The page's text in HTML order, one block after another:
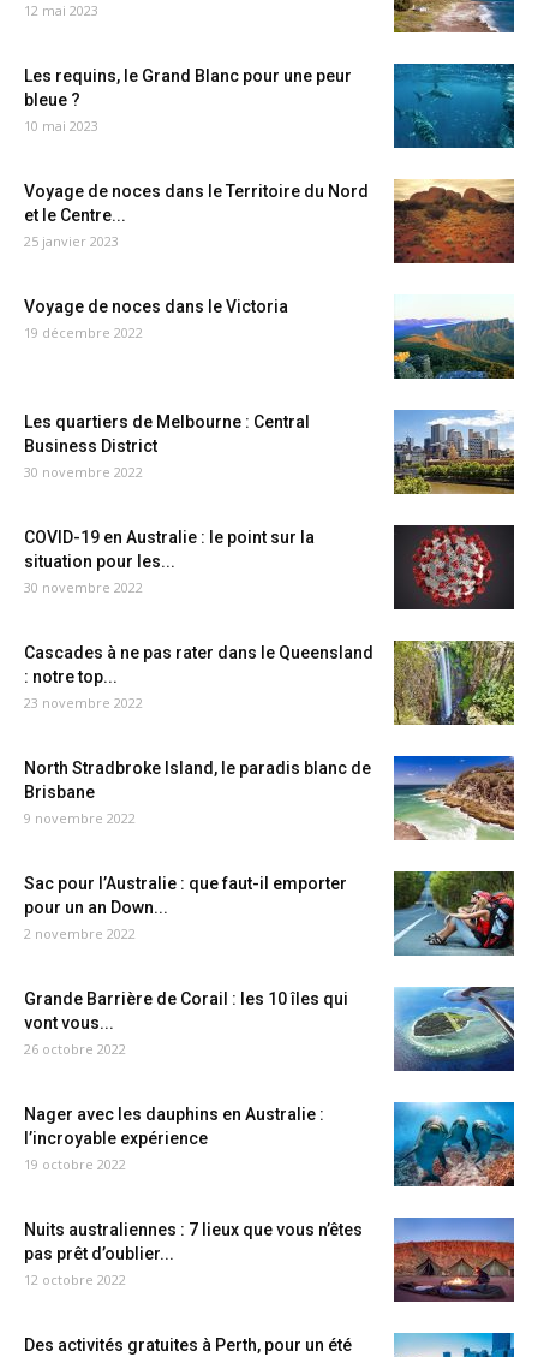
12 mai 2023
Les requins, le Grand Blanc pour une peur
bleue ?
10 mai 2023
Voyage de noces dans le Territoire du Nord
et le Centre...
25 janvier 2023
Voyage de noces dans le Victoria
19 décembre 2022
Les quartiers de Melbourne : Central
Business District
30 novembre 2022
COVID-19 en Australie : le point sur la
situation pour les...
30 novembre 2022
Cascades à ne pas rater dans le Queensland
: notre top...
23 novembre 2022
North Stradbroke Island, le paradis blanc de
Brisbane
9 novembre 2022
Sac pour l’Australie : que faut-il emporter
pour un an Down...
2 novembre 2022
Grande Barrière de Corail : les 10 îles qui
vont vous...
26 octobre 2022
Nager avec les dauphins en Australie :
l’incroyable expérience
19 octobre 2022
Nuits australiennes : 7 lieux que vous n’êtes
pas prêt d’oublier...
12 octobre 2022
Des activités gratuites à Perth, pour un été